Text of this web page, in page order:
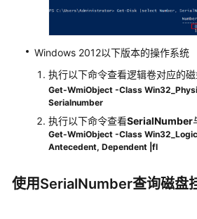
盘
挂
载/
Windows 2012以下版本的操作系统
执行以下命令查看逻辑卷对应的
Get-WmiObject -Class
Serialnumber
执行以下命令查看SerialNumber
Get-WmiObject -Class
Antecedent, Dependent |fl
使用SerialNumber查询磁盘